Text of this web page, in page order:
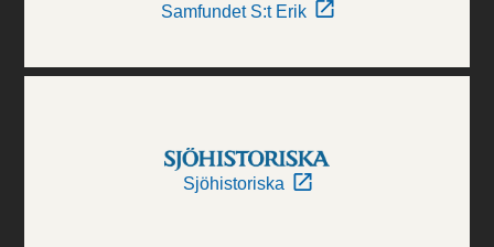
Samfundet S:t Erik
Sjöhistoriska